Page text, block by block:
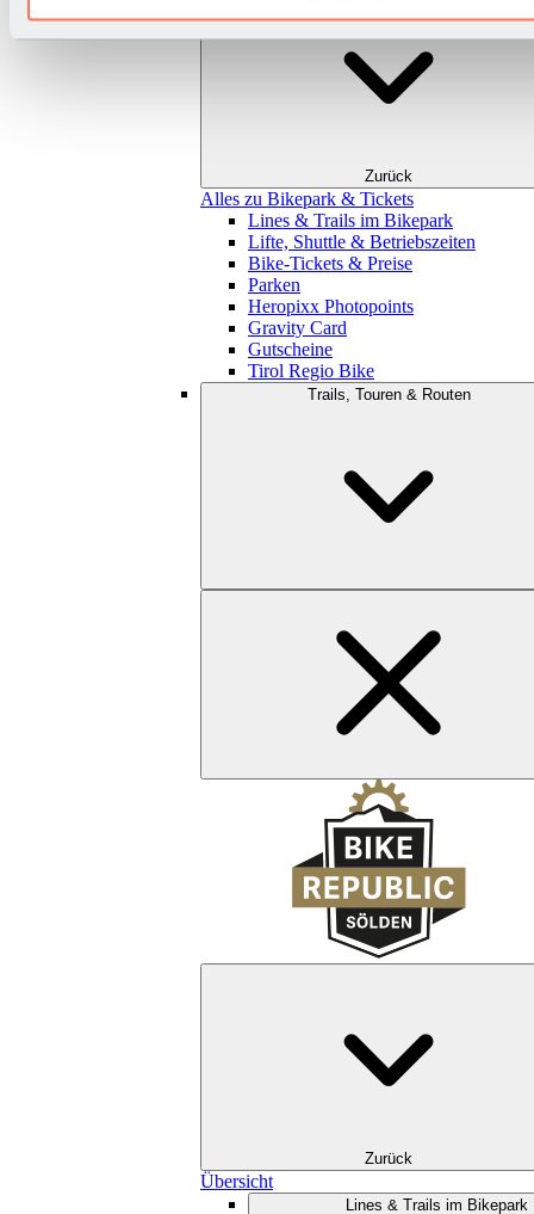
Zurück
Alles zu Bikepark & Tickets
Lines & Trails im Bikepark
Lifte, Shuttle & Betriebszeiten
Bike-Tickets & Preise
Parken
Heropixx Photopoints
Gravity Card
Gutscheine
Tirol Regio Bike
Trails, Touren & Routen
Zurück
Übersicht
Lines & Trails im Bikepark